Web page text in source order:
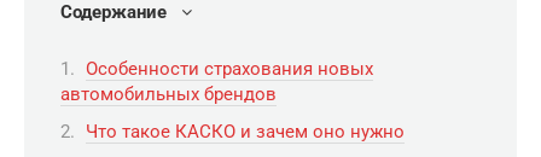
Содержание
Особенности страхования новых
автомобильных брендов
Что такое КАСКО и зачем оно нужно